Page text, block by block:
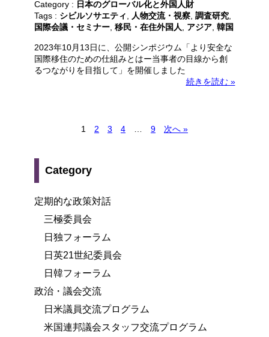
Category : 日本のグローバル化と外国人財
Tags : シビルソサエティ 人物交流・視察, 調査研究,
国際会議・セミナー, 移民・在住外国人 アジア, 韓国
2023年10月13日に、公開シンポジウム「より安全な
国際移住のための仕組みとはー当事者の目線から創
るつながりを目指して」を開催しました
続きを読む »
1 2 3 4 9 次へ »
Category
定期的な政策対話
三極委員会
日独フォーラム
日英21世紀委員会
日韓フォーラム
政治・議会交流
日米議員交流プログラム
米国連邦議会スタッフ交流プログラム